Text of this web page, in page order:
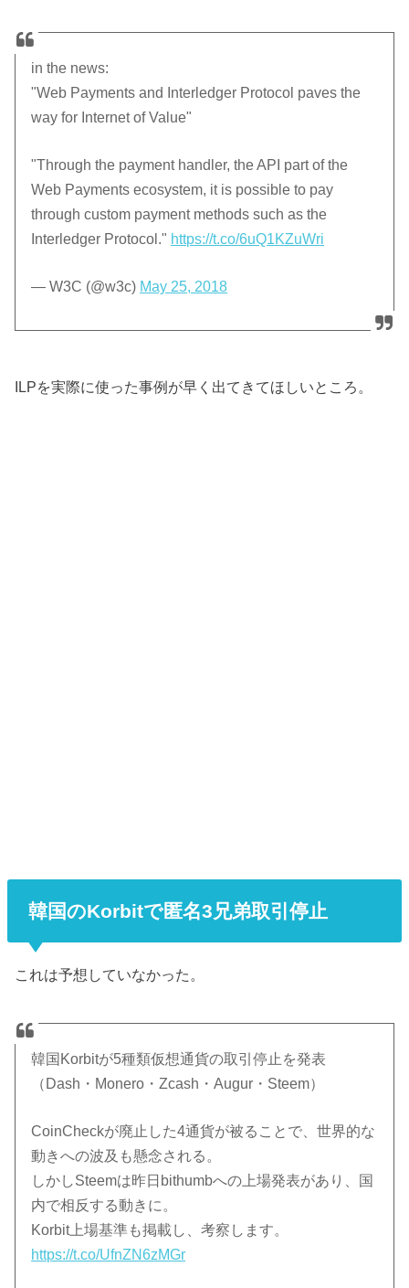
in the news:
"Web Payments and Interledger Protocol paves the
way for Internet of Value"
"Through the payment handler, the API part of the
Web Payments ecosystem, it is possible to pay
through custom payment methods such as the
Interledger Protocol." https://t.co/6uQ1KZuWri
— W3C (@w3c) May 25, 2018
ILPを実際に使った事例が早く出てきてほしいところ。
韓国のKorbitで匿名3兄弟取引停止
これは予想していなかった。
韓国Korbitが5種類仮想通貨の取引停止を発表
（Dash・Monero・Zcash・Augur・Steem）
CoinCheckが廃止した4通貨が被ることで、世界的な
動きへの波及も懸念される。
しかしSteemは昨日bithumbへの上場発表があり、国
内で相反する動きに。
Korbit上場基準も掲載し、考察します。
https://t.co/UfnZN6zMGr